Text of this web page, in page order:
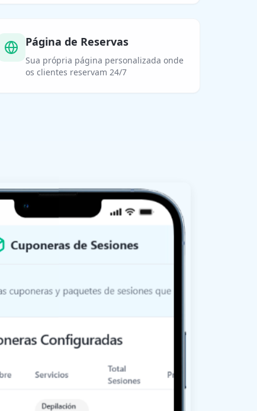
Página de Reservas
Sua própria página personalizada onde
os clientes reservam 24/7